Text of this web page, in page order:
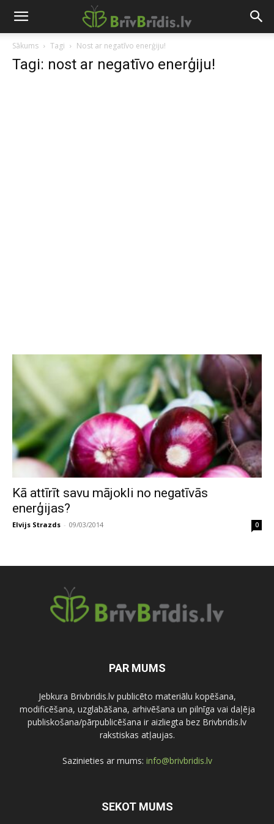
Sākums Tagi Nost ar negatīvo enerģiju!
Tagi: nost ar negatīvo enerģiju!
Kā attīrīt savu mājokli no negatīvās
enerģijas?
Elvijs Strazds - 09/03/2014 0
PAR MUMS
Jebkura Brivbridis.lv publicēto materiālu kopēšana,
modificēšana, uzglabāšana, arhivēšana un pilnīga vai daļēja
publiskošana/pārpublicēšana ir aizliegta bez Brivbridis.lv
rakstiskas atļaujas.
Sazinieties ar mums: info@brivbridis.lv
SEKOT MUMS